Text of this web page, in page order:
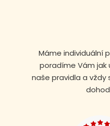
Máme individuální
poradíme Vám jak
naše pravidla a